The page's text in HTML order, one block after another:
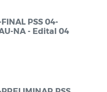
PSS 04-
NA - Edital 04